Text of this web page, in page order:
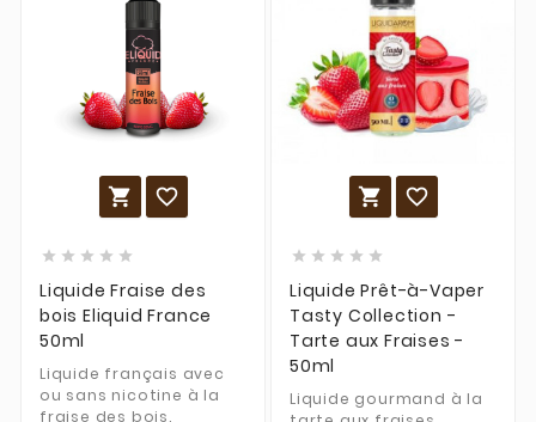
 
    
Liquide Fraise des
bois Eliquid France
50ml
Liquide français avec
ou sans nicotine à la
fraise des bois.
 
    
Liquide Prêt-à-Vaper
Tasty Collection -
Tarte aux Fraises -
50ml
Liquide gourmand à la